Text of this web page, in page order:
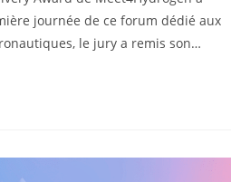
journée de ce forum dédié aux
le jury a remis son…